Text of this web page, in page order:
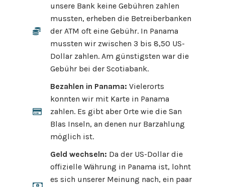
unsere Bank keine Gebühren zahlen
mussten, erheben die Betreiberbanken
der ATM oft eine Gebühr. In Panama
mussten wir zwischen 3 bis 8,50 US-
Dollar zahlen. Am günstigsten war die
Gebühr bei der Scotiabank.
Bezahlen in Panama: Vielerorts
konnten wir mit Karte in Panama
zahlen. Es gibt aber Orte wie die San
Blas Inseln, an denen nur Barzahlung
möglich ist.
Geld wechseln: Da der US-Dollar die
offizielle Währung in Panama ist, lohnt
es sich unserer Meinung nach, ein paar